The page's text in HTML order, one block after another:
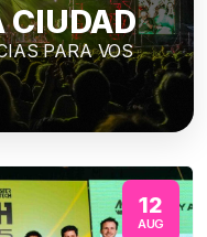
CIUDAD
PARA VOS
12
AUG